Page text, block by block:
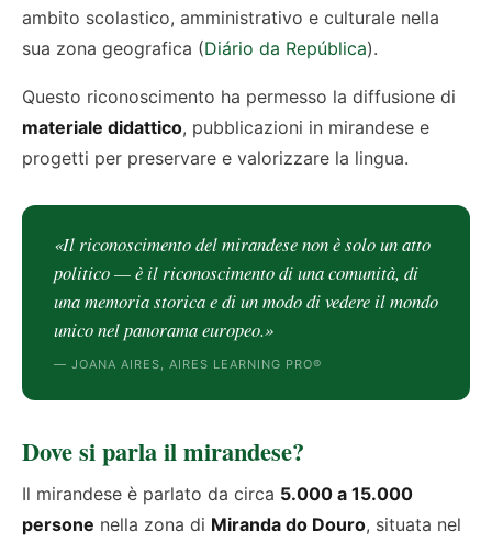
ambito scolastico, amministrativo e culturale nella
sua zona geografica (Diário da República).
Questo riconoscimento ha permesso la diffusione di
materiale didattico, pubblicazioni in mirandese e
progetti per preservare e valorizzare la lingua.
«Il riconoscimento del mirandese non è solo un atto
politico — è il riconoscimento di una comunità, di
una memoria storica e di un modo di vedere il mondo
unico nel panorama europeo.»
— JOANA AIRES, AIRES LEARNING PRO®
Dove si parla il mirandese?
Il mirandese è parlato da circa 5.000 a 15.000
persone nella zona di Miranda do Douro, situata nel